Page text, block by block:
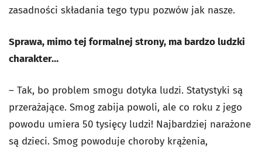
zasadności składania tego typu pozwów jak nasze.
Sprawa, mimo tej formalnej strony, ma bardzo ludzki
charakter…
– Tak, bo problem smogu dotyka ludzi. Statystyki są
przerażające. Smog zabija powoli, ale co roku z jego
powodu umiera 50 tysięcy ludzi! Najbardziej narażone
są dzieci. Smog powoduje choroby krążenia,